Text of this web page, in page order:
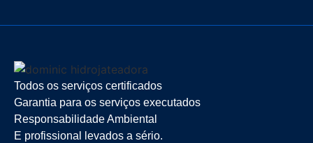
Todos os serviços certificados
Garantia para os serviços executados
Responsabilidade Ambiental
E profissional levados a sério.